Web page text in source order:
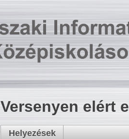
Versenyen elért
Helyezések